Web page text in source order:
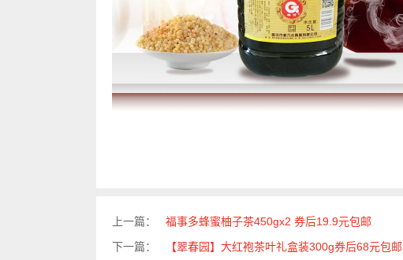
上一篇：
福事多蜂蜜柚子茶450gx2 券后19.9元包邮
下一篇：
【翠春园】大红袍茶叶礼盒装300g券后68元包邮